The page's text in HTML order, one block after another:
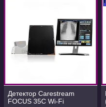
Детектор Carestream
FOCUS 35C Wi-Fi